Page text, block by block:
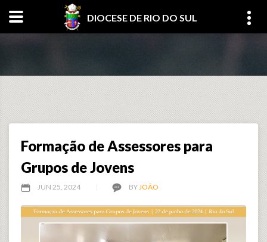
DIOCESE DE RIO DO SUL
Formação de Assessores para
Grupos de Jovens
JUN 25, 2024 BYJOÃO